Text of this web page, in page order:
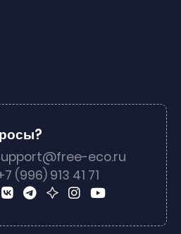
eco.ru
(996) 913 41 71